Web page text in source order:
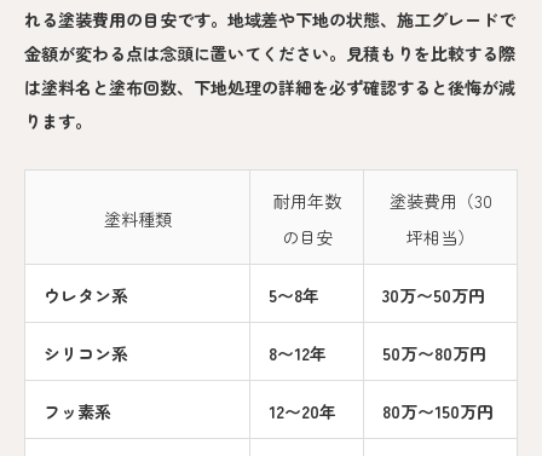
れる塗装費用の目安です。地域差や下地の状態、施工グレードで
金額が変わる点は念頭に置いてください。見積もりを比較する際
は塗料名と塗布回数、下地処理の詳細を必ず確認すると後悔が減
ります。
塗料種類
耐用年数
の目安
塗装費用（30
坪相当）
ウレタン系 5〜8年 30万〜50万円
シリコン系 8〜12年 50万〜80万円
フッ素系 12〜20年 80万〜150万円